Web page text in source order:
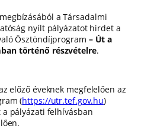
megbízásából a Társadalmi
nyílt pályázatot hirdet a
Ösztöndíjprogram – Út a
történő részvételre.
előző éveknek megfelelően az
(https://utr.tef.gov.hu)
pályázati felhívásban